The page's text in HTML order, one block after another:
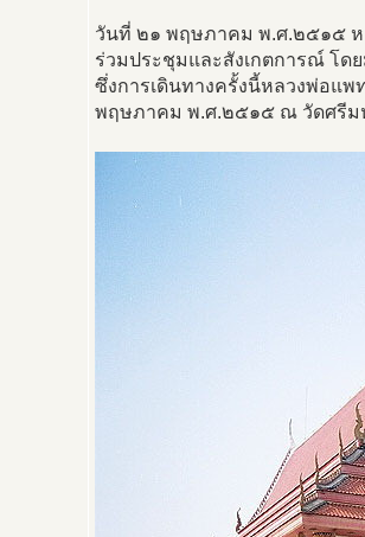
วันที่ ๒๑ พฤษภาคม พ.ศ.๒๕๑๕ ห
ร่วมประชุมและสังเกตการณ์ โด
ซึ่งการเดินทางครั้งนี้หลวงพ่อแ
พฤษภาคม พ.ศ.๒๕๑๕ ณ วัดศรีม